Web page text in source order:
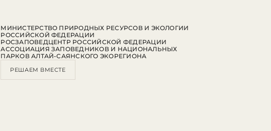
МИНИСТЕРСТВО ПРИРОДНЫХ РЕСУРСОВ И ЭКОЛОГИИ
РОССИЙСКОЙ ФЕДЕРАЦИИ
РОСЗАПОВЕДЦЕНТР РОССИЙСКОЙ ФЕДЕРАЦИИ
АССОЦИАЦИЯ ЗАПОВЕДНИКОВ И НАЦИОНАЛЬНЫХ
ПАРКОВ АЛТАЙ-САЯНСКОГО ЭКОРЕГИОНА
РЕШАЕМ ВМЕСТЕ